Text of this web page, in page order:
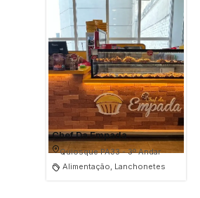
Chef Da Empada
Quiosque PA33 - 3º Andar
Alimentação, Lanchonetes